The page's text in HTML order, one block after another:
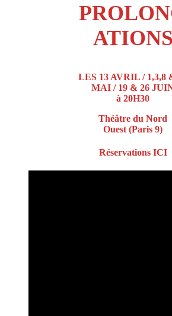
ATIONS
LES 13 AVRIL / 1,3,8
MAI / 19 & 26
à 20H30
Théâtre du Nord
Ouest (Paris 9)
Réservations ICI